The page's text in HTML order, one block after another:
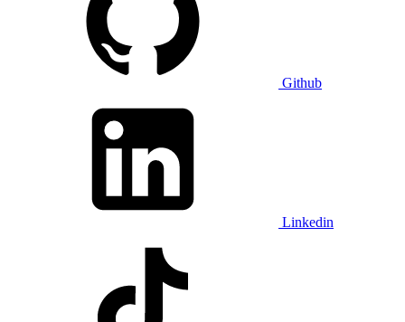
Github
Linkedin